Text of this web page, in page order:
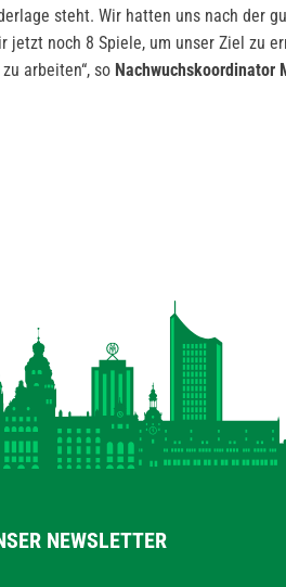
steht. Wir hatten uns nach der
noch 8 Spiele, um unser Ziel zu
arbeiten“, so Nachwuchskoordinator
NEWSLETTER